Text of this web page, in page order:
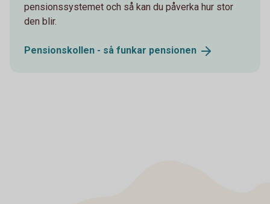
pensionssystemet och så kan du påverka hur stor
den blir.
Pensionskollen - så funkar pensionen